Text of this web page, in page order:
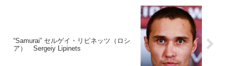
“Samurai” セルゲイ・リピネッツ（ロシ
ア） Sergeiy Lipinets